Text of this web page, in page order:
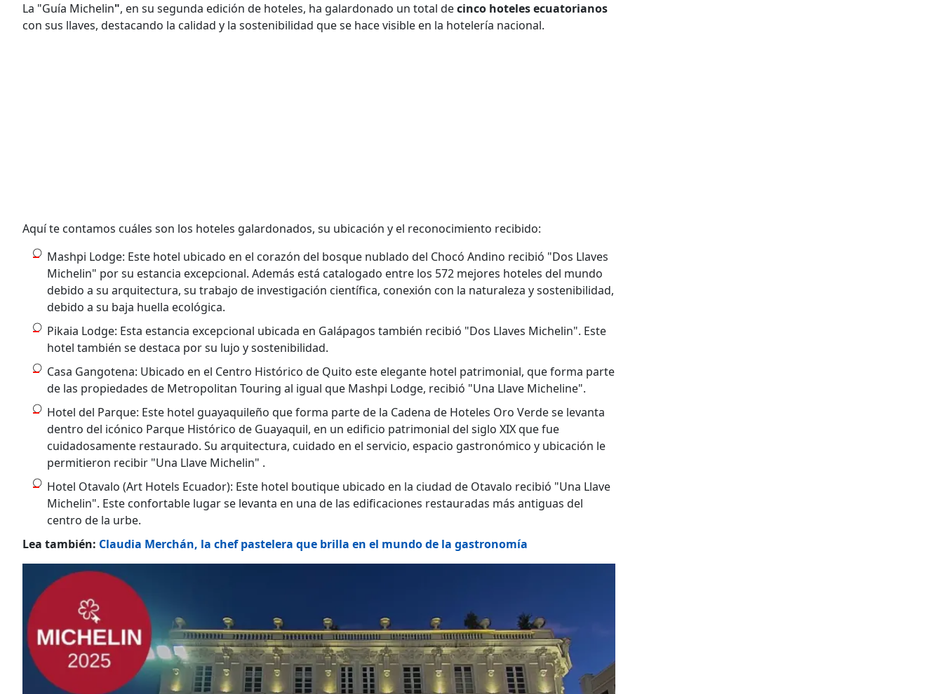
La "Guía Michelin", en su segunda edición de hoteles, ha galardonado un total decinco hoteles ecuatorianos
con sus llaves, destacando la calidad y la sostenibilidad que se hace visible en la hotelería nacional.
Aquí te contamos cuáles son los hoteles galardonados, su ubicación y el reconocimiento recibido:
Mashpi Lodge: Este hotel ubicado en el corazón del bosque nublado del Chocó Andino recibió "Dos Llaves
Michelin" por su estancia excepcional. Además está catalogado entre los 572 mejores hoteles del mundo
debido a su arquitectura, su trabajo de investigación científica, conexión con la naturaleza y sostenibilidad,
debido a su baja huella ecológica.
Pikaia Lodge: Esta estancia excepcional ubicada en Galápagos también recibió "Dos Llaves Michelin". Este
hotel también se destaca por su lujo y sostenibilidad.
Casa Gangotena: Ubicado en el Centro Histórico de Quito este elegante hotel patrimonial, que forma parte
de las propiedades de Metropolitan Touring al igual que Mashpi Lodge, recibió "Una Llave Micheline".
Hotel del Parque: Este hotel guayaquileño que forma parte de la Cadena de Hoteles Oro Verde se levanta
dentro del icónico Parque Histórico de Guayaquil, en un edificio patrimonial del siglo XIX que fue
cuidadosamente restaurado. Su arquitectura, cuidado en el servicio, espacio gastronómico y ubicación le
permitieron recibir "Una Llave Michelin" .
Hotel Otavalo (Art Hotels Ecuador): Este hotel boutique ubicado en la ciudad de Otavalo recibió "Una Llave
Michelin". Este confortable lugar se levanta en una de las edificaciones restauradas más antiguas del
centro de la urbe.
Lea también: Claudia Merchán, la chef pastelera que brilla en el mundo de la gastronomía